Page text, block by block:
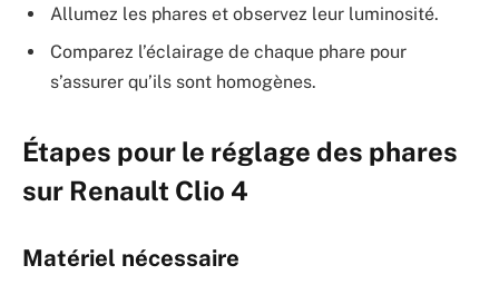
Allumez les phares et observez leur luminosité.
Comparez l’éclairage de chaque phare pour
s’assurer qu’ils sont homogènes.
Étapes pour le réglage des phares
sur Renault Clio 4
Matériel nécessaire